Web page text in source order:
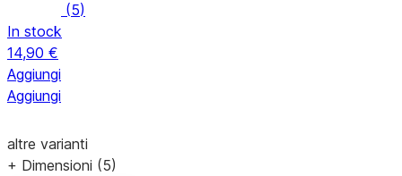
(5)
In stock
14,90 €
Aggiungi
Aggiungi
altre varianti
+ Dimensioni (5)